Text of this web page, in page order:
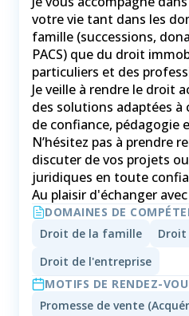
votre vie tant dans les
famille (successions,
PACS) que du droit
particuliers et des
Je veille à rendre le droit
des solutions adaptées à
de confiance, pédagogie
N’hésitez pas à prendre
discuter de vos projets
juridiques en toute
Au plaisir d'échanger
DOMAINES DE
Droit de la famille
Droit de l'entreprise
MOTIFS DE RENDEZ-
Promesse de vente